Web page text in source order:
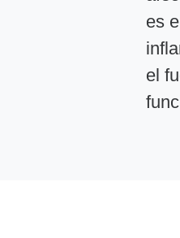
es
el